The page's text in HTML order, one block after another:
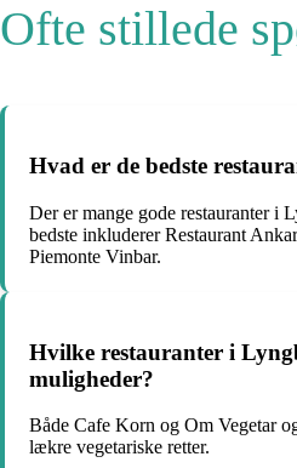
Ofte stillede
Hvad er de bedste
Der er mange gode restauranter i
bedste inkluderer Restaurant
Piemonte Vinbar.
Hvilke restauranter i
muligheder?
Både Cafe Korn og Om Vegetar
lækre vegetariske retter.